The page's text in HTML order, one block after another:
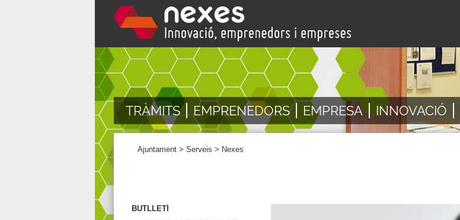
TRÀMITS EMPRENEDORS EMPRESA INNOVACIÓ
Ajuntament > Serveis > Nexes
BUTLLETÍ